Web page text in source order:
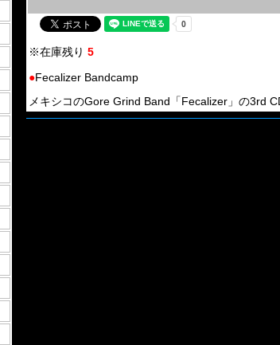
※在庫残り 5
●Fecalizer Bandcamp
メキシコのGore Grind Band「Fecalizer」の3rd